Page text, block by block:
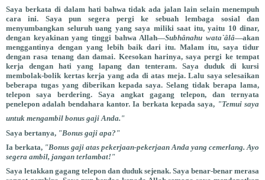
Saya berkata di dalam hati bahwa tidak ada jalan lain selain menempuh
cara ini. Saya pun segera pergi ke sebuah lembaga sosial dan
menyumbangkan seluruh uang yang saya miliki saat itu, yaitu 10 dinar,
dengan keyakinan yang tinggi bahwa Allah—Subhânahu wata`âlâ—akan
menggantinya dengan yang lebih baik dari itu. Malam itu, saya tidur
dengan rasa tenang dan damai. Keesokan harinya, saya pergi ke tempat
kerja dengan hati yang lapang dan tenteram. Saya duduk di kursi
membolak-bolik kertas kerja yang ada di atas meja. Lalu saya selesaikan
beberapa tugas yang diberikan kepada saya. Selang tidak berapa lama,
telepon saya berdering. Saya angkat gagang telepon, dan ternyata
penelepon adalah bendahara kantor. Ia berkata kepada saya, "Temui saya
untuk mengambil bonus gaji Anda."
Saya bertanya, "Bonus gaji apa?"
Ia berkata, "Bonus gaji atas pekerjaan-pekerjaan Anda yang cemerlang. Ayo
segera ambil, jangan terlambat!"
Saya letakkan gagang telepon dan duduk sejenak. Saya benar-benar merasa